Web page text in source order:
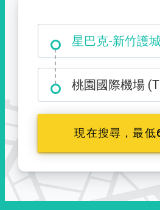
星巴克-新竹護
大霸尖山登山口
桃園國際機場
現在搜尋，最